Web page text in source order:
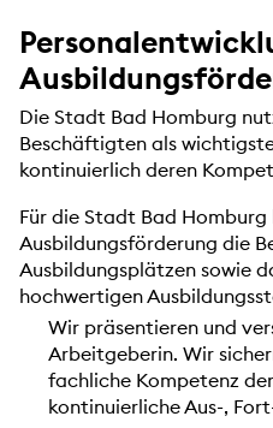
Die Stadt Bad Homburg
Beschäftigten als
kontinuierlich deren
Für die Stadt Bad
Ausbildungsförderung die
Ausbildungsplätzen sowie
hochwertigen
Wir präsentieren und
Arbeitgeberin. Wir
fachliche Kompetenz
kontinuierliche Aus-,